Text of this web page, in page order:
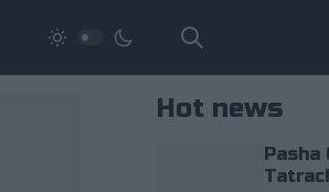
Hot news
Pasha